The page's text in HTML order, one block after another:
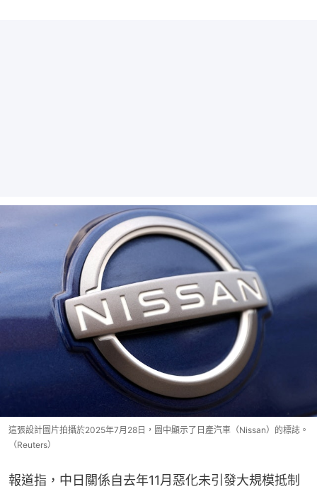
這張設計圖片拍攝於2025年7月28日，圖中顯示了日產汽車（Nissan）的標誌。
（Reuters）
報道指，中日關係自去年11月惡化未引發大規模抵制